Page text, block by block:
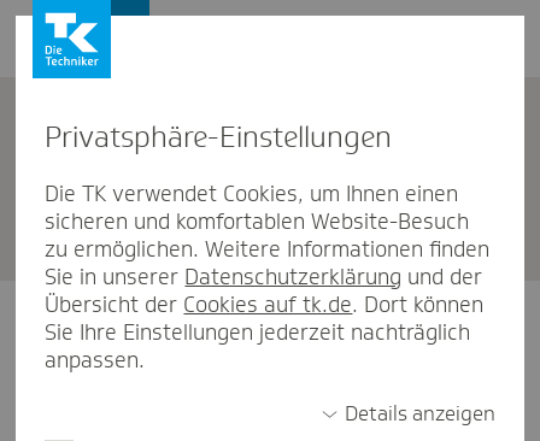
TK Neubran­den­burg
Unternehmen
Unsere Öffnungszeiten
09:00-13:00 Uhr
Privat­sphäre-Einstel­lungen
Die TK verwendet Cookies, um Ihnen einen
sicheren und komfortablen Website-Besuch
zu ermöglichen. Weitere Informationen finden
Sie in unserer Datenschutzerklärung und der
Übersicht der Cookies auf tk.de. Dort können
Sie Ihre Einstellungen jederzeit nachträglich
anpassen.
Details anzeigen